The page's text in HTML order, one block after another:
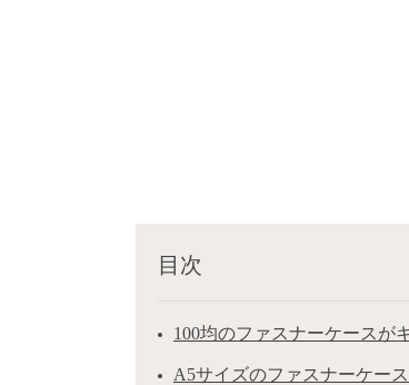
目次
100均のファスナーケースが
A5サイズのファスナーケー